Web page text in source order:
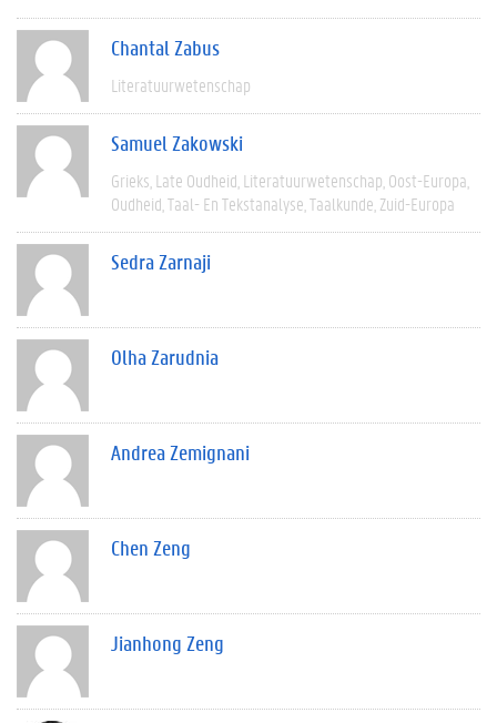
Chantal Zabus
Literatuurwetenschap
Samuel Zakowski
Grieks Late Oudheid Literatuurwetenschap Oost-Europa
Oudheid Taal- En Tekstanalyse Taalkunde Zuid-Europa
Sedra Zarnaji
Olha Zarudnia
Andrea Zemignani
Chen Zeng
Jianhong Zeng